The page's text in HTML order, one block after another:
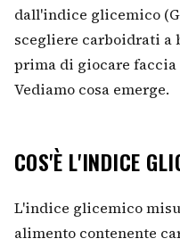
dall'indice glicemico
scegliere carboidrati a
prima di giocare faccia
Vediamo cosa emerge.
COS'È L'INDICE
L'indice glicemico
alimento contenente